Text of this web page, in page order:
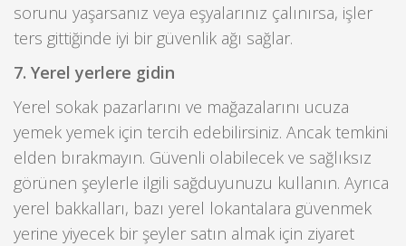
sorunu yaşarsanız veya eşyalarınız çalınırsa, işler
ters gittiğinde iyi bir güvenlik ağı sağlar.
7. Yerel yerlere gidin
Yerel sokak pazarlarını ve mağazalarını ucuza
yemek yemek için tercih edebilirsiniz. Ancak temkini
elden bırakmayın. Güvenli olabilecek ve sağlıksız
görünen şeylerle ilgili sağduyunuzu kullanın. Ayrıca
yerel bakkalları, bazı yerel lokantalara güvenmek
yerine yiyecek bir şeyler satın almak için ziyaret